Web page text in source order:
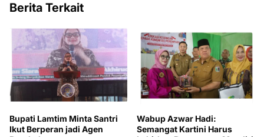
Berita Terkait
Bupati Lamtim Minta Santri
Ikut Berperan jadi Agen
Wabup Azwar Hadi:
Semangat Kartini Harus